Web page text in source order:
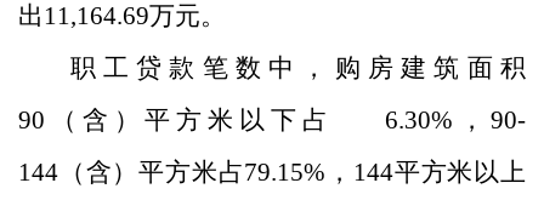
出 11,164.69万元。
职工贷款笔数中，购房建筑面积
90 （含）平方米以下占 6.30% ，90-
144 （含）平方米占79.15% ， 144平方米以上